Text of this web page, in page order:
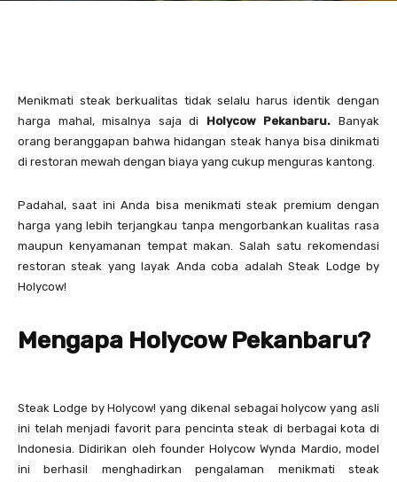
Menikmati steak berkualitas tidak selalu harus identik dengan
harga mahal, misalnya saja di Holycow Pekanbaru.Banyak
orang beranggapan bahwa hidangan steak hanya bisa dinikmati
di restoran mewah dengan biaya yang cukup menguras kantong.
Padahal, saat ini Anda bisa menikmati steak premium dengan
harga yang lebih terjangkau tanpa mengorbankan kualitas rasa
maupun kenyamanan tempat makan. Salah satu rekomendasi
restoran steak yang layak Anda coba adalah Steak Lodge by
Holycow!
Mengapa Holycow Pekanbaru?
Steak Lodge by Holycow! yang dikenal sebagai holycow yang asli
ini telah menjadi favorit para pencinta steak di berbagai kota di
Indonesia. Didirikan oleh founder Holycow Wynda Mardio, model
ini berhasil menghadirkan pengalaman menikmati steak